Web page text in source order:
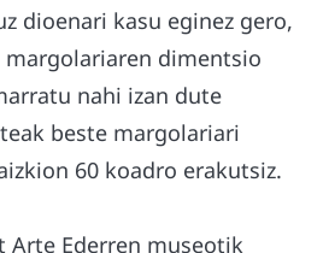
dioenari kasu eginez gero,
dimentsio
nahi izan dute
beste margolariari
60 koadro erakutsiz.
Arte Ederren museotik